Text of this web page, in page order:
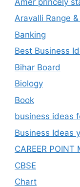
Aravalli Range
Banking
Best Business
Bihar Board
Biology
Book
business ideas
Business Ideas
CAREER POINT
CBSE
Chart